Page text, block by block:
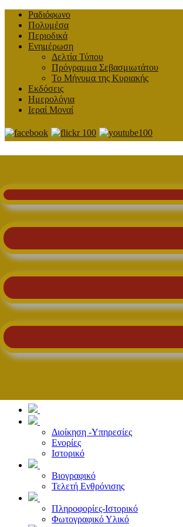
Ραδιόφωνο
Πολυμέσα
Περιοδικά
Ενημέρωση
Δελτία Τύπου
Πρόγραμμα Σεβασμιωτάτου
Το Μήνυμα της Κυριακής
Εκδόσεις
Ημερολόγια
Ιεραί Μοναί
Διοίκηση -Υπηρεσίες
Ενορίες
Ιστορικό
Βιογραφικό
Τελετή Ενθρόνισης
Πληροφορίες-Ιστορικό
Φωτογραφικό Υλικό